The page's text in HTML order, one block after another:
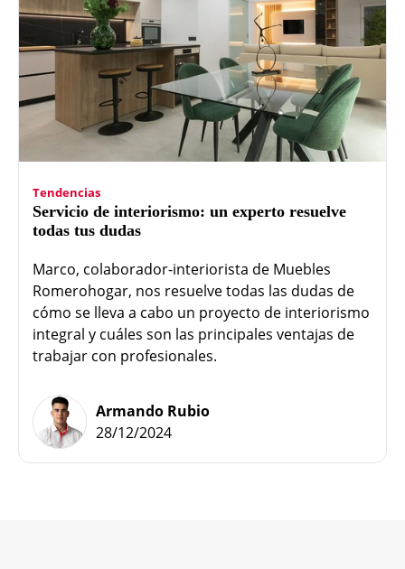
Tendencias
Servicio de interiorismo: un experto resuelve
todas tus dudas
Marco, colaborador-interiorista de Muebles
Romerohogar, nos resuelve todas las dudas de
cómo se lleva a cabo un proyecto de interiorismo
integral y cuáles son las principales ventajas de
trabajar con profesionales.
Armando Rubio
28/12/2024